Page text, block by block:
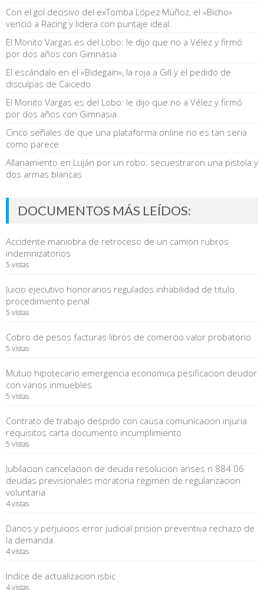
Con el gol decisivo del exTomba López Muñoz, el «Bicho»
venció a Racing y lidera con puntaje ideal.
El Monito Vargas es del Lobo: le dijo que no a Vélez y firmó
por dos años con Gimnasia
El escándalo en el «Bidegain», la roja a Gill y el pedido de
disculpas de Caicedo
El Monito Vargas es del Lobo: le dijo que no a Vélez y firmó
por dos años con Gimnasia
Cinco señales de que una plataforma online no es tan seria
como parece
Allanamiento en Luján por un robo: secuestraron una pistola y
dos armas blancas
DOCUMENTOS MÁS LEÍDOS:
Accidente maniobra de retroceso de un camion rubros
indemnizatorios
5 vistas
Juicio ejecutivo honorarios regulados inhabilidad de titulo
procedimiento penal
5 vistas
Cobro de pesos facturas libros de comercio valor probatorio
5 vistas
Mutuo hipotecario emergencia economica pesificacion deudor
con varios inmuebles
5 vistas
Contrato de trabajo despido con causa comunicacion injuria
requisitos carta documento incumplimiento
5 vistas
Jubilacion cancelacion de deuda resolucion anses n 884 06
deudas previsionales moratoria regimen de regularizacion
voluntaria
4 vistas
Danos y perjuicios error judicial prision preventiva rechazo de
la demanda
4 vistas
Indice de actualizacion isbic
4 vistas